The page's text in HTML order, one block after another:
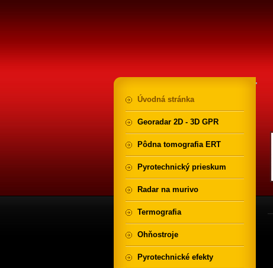
Úvodná stránka
Georadar 2D - 3D GPR
Pôdna tomografia ERT
Pyrotechnický prieskum
Radar na murivo
Termografia
Ohňostroje
Pyrotechnické efekty